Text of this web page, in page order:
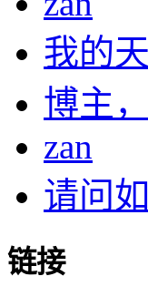
我的
博主
zan
请问
链接